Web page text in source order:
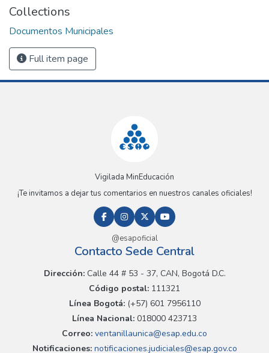
Collections
Documentos Municipales
Full item page
Vigilada MinEducación
¡Te invitamos a dejar tus comentarios en nuestros canales oficiales!
@esapoficial
Contacto Sede Central
Dirección:Calle 44 # 53 - 37, CAN, Bogotá D.C.
Código postal: 111321
Línea Bogotá:(+57) 601 7956110
Línea Nacional: 018000 423713
Correo: ventanillaunica@esap.edu.co
Notificaciones:notificaciones.judiciales@esap.gov.co